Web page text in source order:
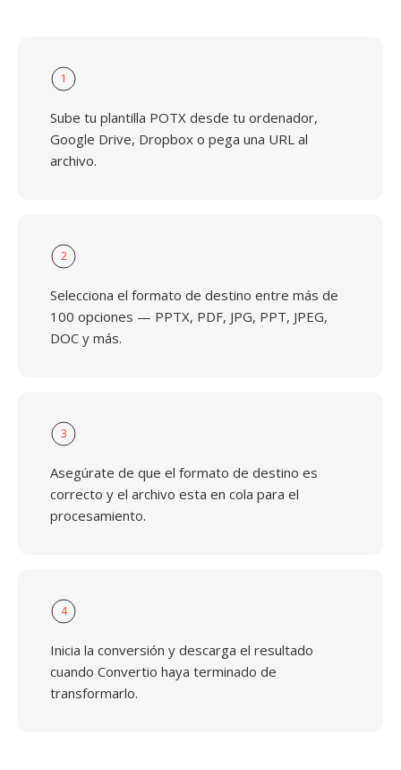
1
Sube tu plantilla POTX desde tu ordenador,
Google Drive, Dropbox o pega una URL al
archivo.
2
Selecciona el formato de destino entre más de
100 opciones — PPTX, PDF, JPG, PPT, JPEG,
DOC y más.
3
Asegúrate de que el formato de destino es
correcto y el archivo esta en cola para el
procesamiento.
4
Inicia la conversión y descarga el resultado
cuando Convertio haya terminado de
transformarlo.